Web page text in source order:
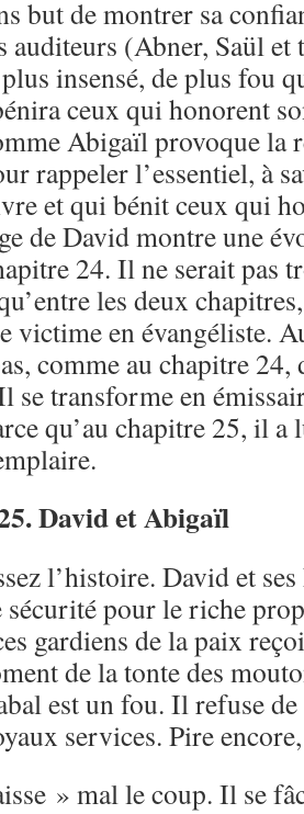
but de montrer sa
auditeurs (Abner, Saül
insensé, de plus fou
ceux qui honorent
Abigaïl provoque la
rappeler l’essentiel, à
et qui bénit ceux qui
de David montre une
24. Il ne serait pas
les deux
victime en évangéliste.
comme au chapitre 24,
se transforme en
qu’au chapitre 25, il
David et Abigaïl
l’histoire. David et
sécurité pour le riche
gardiens de la paix
de la tonte des
est un fou. Il refuse
services. Pire
» mal le coup. Il se